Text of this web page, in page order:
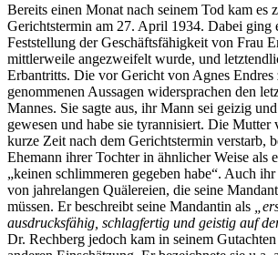
Bereits einen Monat nach seinem Tod kam es
Gerichtstermin am 27. April 1934. Dabei ging
Feststellung der Geschäftsfähigkeit von Frau
mittlerweile angezweifelt wurde, und
Erbantritts. Die vor Gericht von Agnes Endres
genommenen Aussagen widersprachen den
Mannes. Sie sagte aus, ihr Mann sei geizig
gewesen und habe sie tyrannisiert. Die Mutter
kurze Zeit nach dem Gerichtstermin verstarb,
Ehemann ihrer Tochter in ähnlicher Weise als
„keinen schlimmeren gegeben habe“. Auch
von jahrelangen Quälereien, die seine
müssen. Er beschreibt seine Mandantin als
ausdrucksfähig, schlagfertig und geistig auf
Dr. Rechberg jedoch kam in seinem